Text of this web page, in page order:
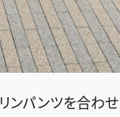
ンパンツを合わせ